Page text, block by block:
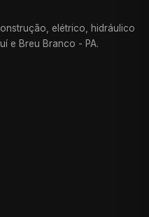
elétrico, hidráulico
e Breu Branco - PA.